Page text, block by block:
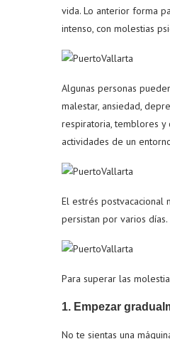
vida. Lo anterior forma
intenso, con molestias
Algunas personas
malestar, ansiedad,
respiratoria, temblores y
actividades de un
El estrés postvacacional
persistan por varios días.
Para superar las
1. Empezar
No te sientas una